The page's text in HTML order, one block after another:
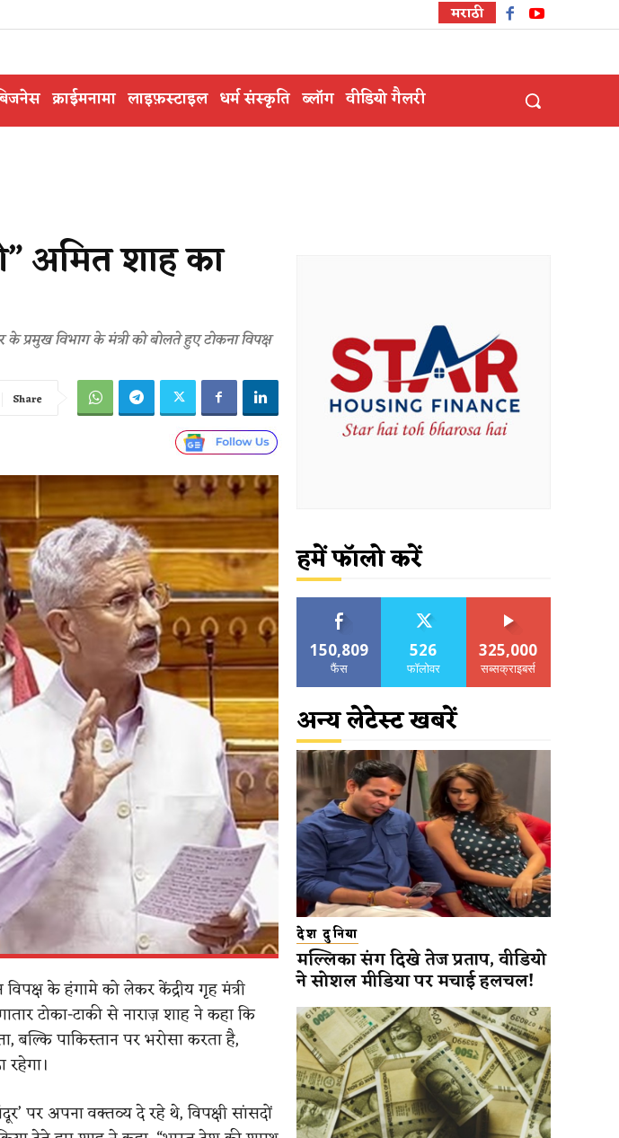
मराठी
क्राईमनामा लाइफ़स्टाइल धर्म संस्कृति ब्लॉग वीडियो गैलरी
अमित शाह का
प्रमुख विभाग के मंत्री को बोलते हुए टोकना विपक्ष
Share
के हंगामे को लेकर केंद्रीय गृह मंत्री
टोका-टाकी से नाराज़ शाह ने कहा कि
बल्कि पाकिस्तान पर भरोसा करता है,
पर अपना वक्तव्य दे रहे थे, विपक्षी सांसदों
हमें फॉलो करें
150,809
फैंस
526
फॉलोवर
325,000
सब्सक्राइबर्स
अन्य लेटेस्ट खबरें
देश दुनिया
मल्लिका संग दिखे तेज प्रताप, वीडियो
ने सोशल मीडिया पर मचाई हलचल!